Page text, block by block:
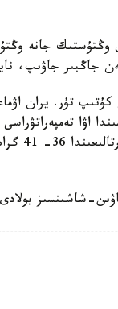
وڭتۇستىك جانە
جاڭبىر جاۋىپ،
تۇر. يران
شاشىنسىز